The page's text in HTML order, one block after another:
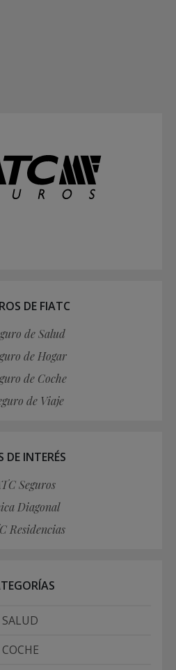
DE FIATC
de Salud
de Hogar
de Coche
de Viaje
DE INTERÉS
Seguros
Diagonal
Residencias
SALUD
COCHE